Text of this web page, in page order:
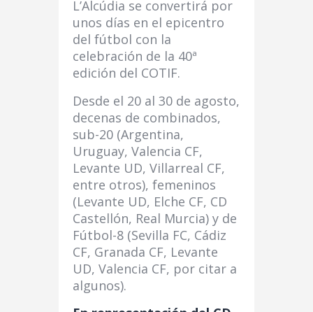
L’Alcúdia se convertirá por
unos días en el epicentro
del fútbol con la
celebración de la 40ª
edición del COTIF.
Desde el 20 al 30 de agosto,
decenas de combinados,
sub-20 (Argentina,
Uruguay, Valencia CF,
Levante UD, Villarreal CF,
entre otros), femeninos
(Levante UD, Elche CF, CD
Castellón, Real Murcia) y de
Fútbol-8 (Sevilla FC, Cádiz
CF, Granada CF, Levante
UD, Valencia CF, por citar a
algunos).